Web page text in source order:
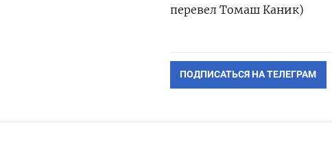
перевел Томаш Каник)
ПОДПИСАТЬСЯ НА ТЕЛЕГРАМ